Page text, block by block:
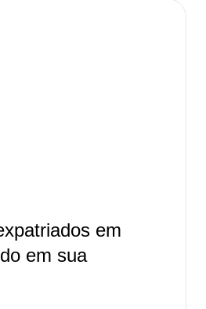
em
em sua